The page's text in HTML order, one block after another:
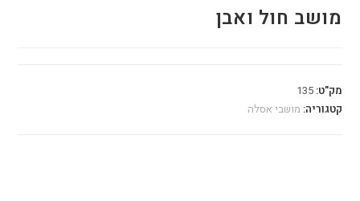
מושב חול ואבן
מק"ט:135
קטגוריה: מושבי אסלה